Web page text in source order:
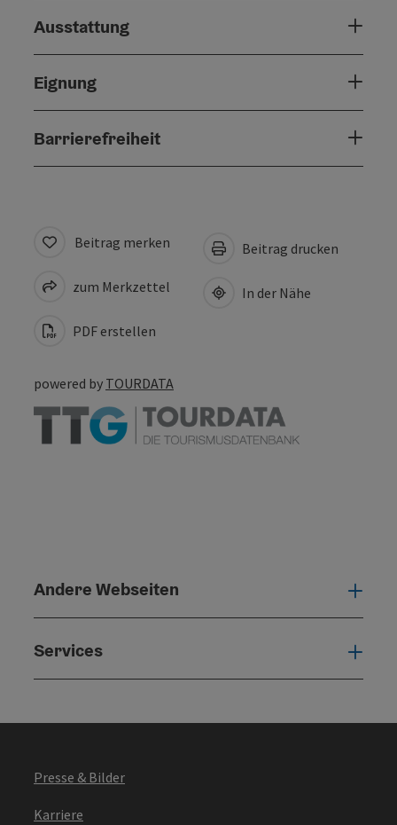
Ausstattung
Eignung
Barrierefreiheit
Beitrag merken
zum Merkzettel
PDF erstellen
Beitrag drucken
In der Nähe
powered by TOURDATA
Andere Webseiten
Services
Presse & Bilder
Karriere